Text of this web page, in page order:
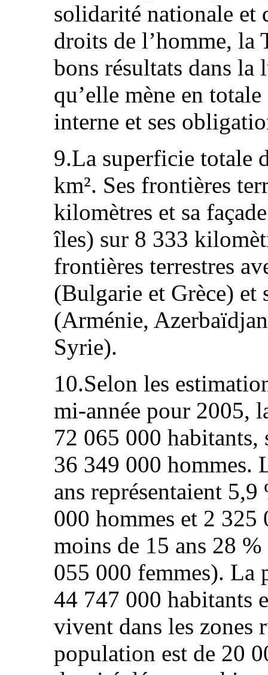
solidarité nationale et
droits de l’homme, la
bons résultats dans
qu’elle mène en
interne et ses
9.La superficie totale
km². Ses frontières
kilomètres et sa
îles) sur 8 333
frontières terrestres
(Bulgarie et Grèce) et
(Arménie,
Syrie).
10.Selon les
mi‑année pour 2005,
72 065 000
36 349 000 hommes.
ans représentaient
000 hommes et 2 325
moins de 15 ans 28
055 000 femmes). La
44 747 000 habitants
vivent dans les zones
population est de 20